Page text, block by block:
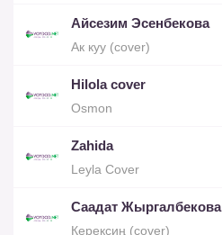
Айсезим Эсенбекова
Ак куу (cover)
Hilola cover
Osmon
Zahida
Leyla Cover
Саадат Жыргалбекова
Керексиң (cover)